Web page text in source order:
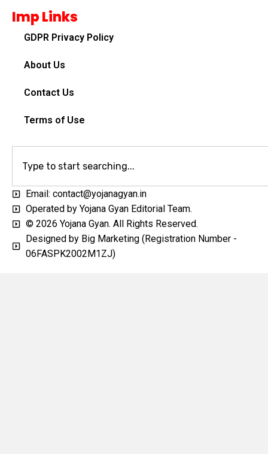
Imp Links
GDPR Privacy Policy
About Us
Contact Us
Terms of Use
Email: contact@yojanagyan.in
Operated by Yojana Gyan Editorial Team.
© 2026 Yojana Gyan. All Rights Reserved.
Designed by Big Marketing (Registration Number -
06FASPK2002M1ZJ)